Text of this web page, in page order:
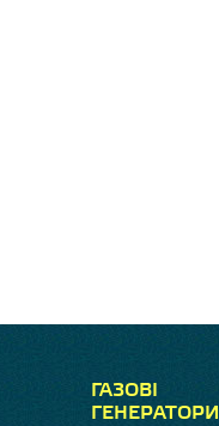
ГАЗОВІ
ГЕНЕРАТОРИ